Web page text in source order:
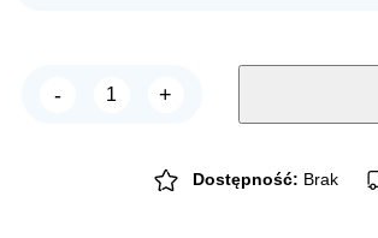
-
TRIXIE
sznurkiem
+
Dostępność: Brak